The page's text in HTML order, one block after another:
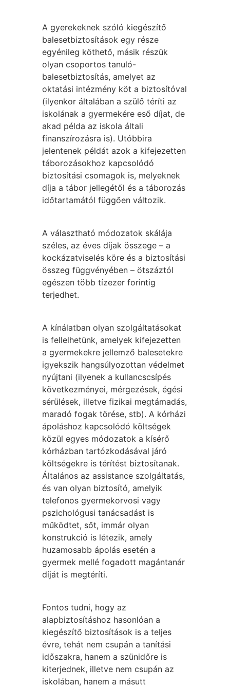
A gyerekeknek szóló kiegészítő
balesetbiztosítások egy része
egyénileg köthető, másik részük
olyan csoportos tanuló-
balesetbiztosítás, amelyet az
oktatási intézmény köt a biztosítóval
(ilyenkor általában a szülő téríti az
iskolának a gyermekére eső díjat, de
akad példa az iskola általi
finanszírozásra is). Utóbbira
jelentenek példát azok a kifejezetten
táborozásokhoz kapcsolódó
biztosítási csomagok is, melyeknek
díja a tábor jellegétől és a táborozás
időtartamától függően változik.
A választható módozatok skálája
széles, az éves díjak összege – a
kockázatviselés köre és a biztosítási
összeg függvényében – ötszáztól
egészen több tízezer forintig
terjedhet.
A kínálatban olyan szolgáltatásokat
is fellelhetünk, amelyek kifejezetten
a gyermekekre jellemző balesetekre
igyekszik hangsúlyozottan védelmet
nyújtani (ilyenek a kullancscsípés
következményei, mérgezések, égési
sérülések, illetve fizikai megtámadás,
maradó fogak törése, stb). A kórházi
ápoláshoz kapcsolódó költségek
közül egyes módozatok a kísérő
kórházban tartózkodásával járó
költségekre is térítést biztosítanak.
Általános az assistance szolgáltatás,
és van olyan biztosító, amelyik
telefonos gyermekorvosi vagy
pszichológusi tanácsadást is
működtet, sőt, immár olyan
konstrukció is létezik, amely
huzamosabb ápolás esetén a
gyermek mellé fogadott magántanár
díját is megtéríti.
Fontos tudni, hogy az
alapbiztosításhoz hasonlóan a
kiegészítő biztosítások is a teljes
évre, tehát nem csupán a tanítási
időszakra, hanem a szünidőre is
kiterjednek, illetve nem csupán az
iskolában, hanem a másutt